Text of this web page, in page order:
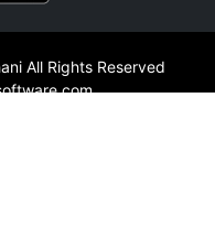
All Rights Reserved